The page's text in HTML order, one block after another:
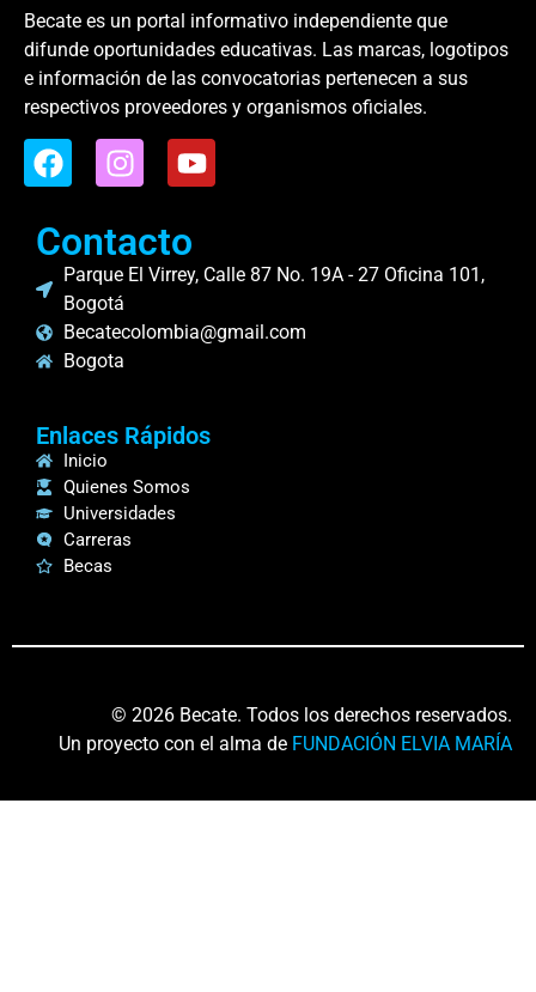
Becate es un portal informativo independiente que
difunde oportunidades educativas. Las marcas, logotipos
e información de las convocatorias pertenecen a sus
respectivos proveedores y organismos oficiales.
Contacto
Parque El Virrey, Calle 87 No. 19A - 27 Oficina 101,
Bogotá
Becatecolombia@gmail.com
Bogota
Enlaces Rápidos
Inicio
Quienes Somos
Universidades
Carreras
Becas
© 2026 Becate. Todos los derechos reservados.
Un proyecto con el alma de FUNDACIÓN ELVIA MARÍA